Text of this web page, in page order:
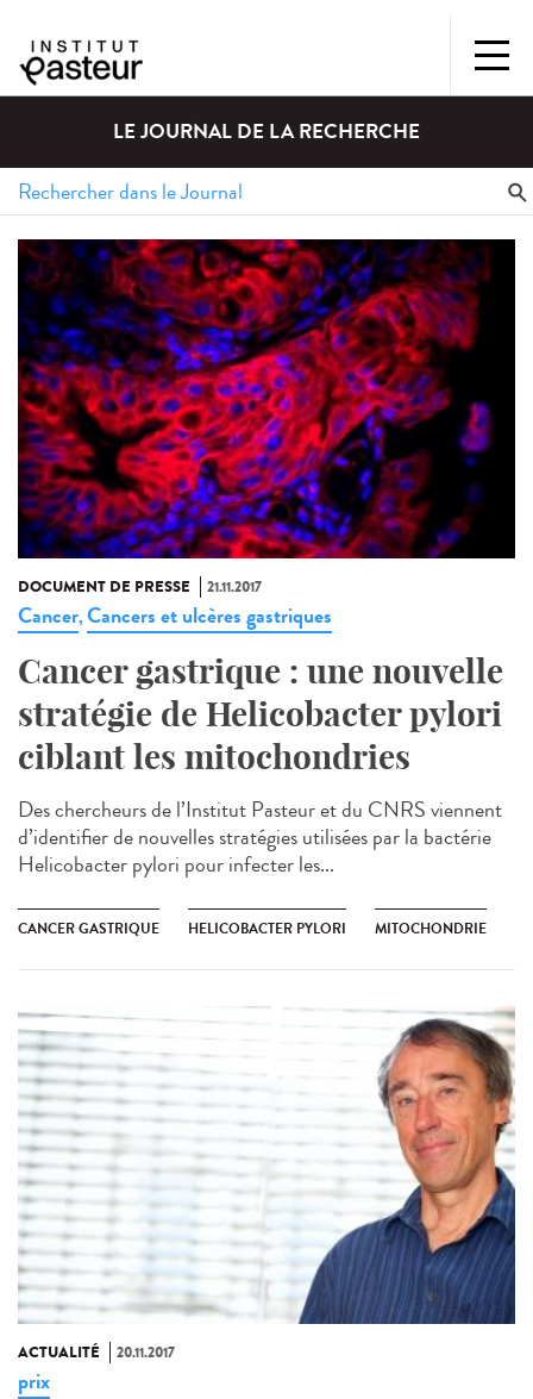
LE JOURNAL DE LA RECHERCHE
DOCUMENT DE PRESSE 21.11.2017
Cancer,Cancers et ulcères gastriques
Cancer gastrique : une nouvelle
stratégie de Helicobacter pylori
ciblant les mitochondries
Des chercheurs de l’Institut Pasteur et du CNRS viennent
d’identifier de nouvelles stratégies utilisées par la bactérie
Helicobacter pylori pour infecter les...
CANCER GASTRIQUE HELICOBACTER PYLORI MITOCHONDRIE
ACTUALITÉ 20.11.2017
prix